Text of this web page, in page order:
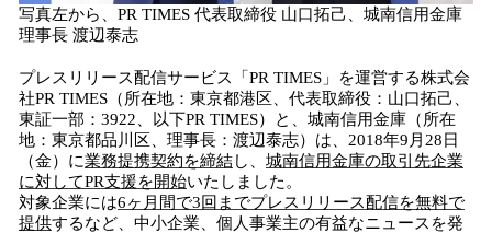
写真左から、PR TIMES 代表取締役 山口拓己、城南信用金庫
理事長 渡辺泰志
プレスリリース配信サービス「PR TIMES」を運営する株式会
社PR TIMES（所在地：東京都港区、代表取締役：山口拓己、
東証一部：3922、以下PR TIMES）と、城南信用金庫（所在
地：東京都品川区、理事長：渡辺泰志）は、2018年9月28日
（金）に業務提携契約を締結し、 城南信用金庫の取引先企業
に対してPR支援を開始いたしました。
対象企業には6ヶ月間で3回までプレスリリース配信を無料で
提供するなど、中小企業、個人事業主の有益なニュースを発